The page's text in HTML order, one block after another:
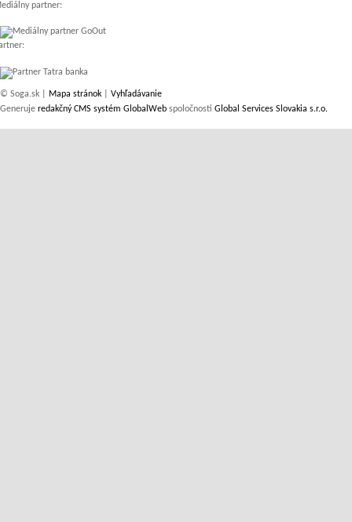
partner:
© Soga.sk | Mapa stránok
Vyhľadávanie
Generuje redakčný CMS systém GlobalWeb spoločnosti Global Services Slovakia s.r.o.